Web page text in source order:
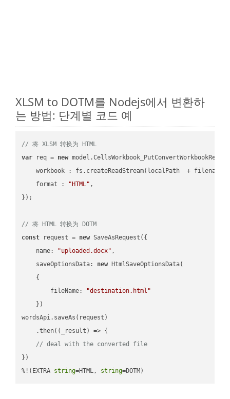
XLSM to DOTM를 Nodejs에서 변환하
는 방법: 단계별 코드 예
// 将 XLSM 转换为 HTML
var req = new
workbook : fs.createReadStream(localPath  + filename
format : "HTML" ,
});
// 将 HTML 转换为 DOTM
const request = new SaveAsRequest({
name: "uploaded.docx" ,
saveOptionsData: new HtmlSaveOptionsData(
    {
fileName:
"destination.html"
    })
wordsApi.saveAs(request)
    .then(
( _result ) => {
// deal with the converted file
})
%!(EXTRA string=HTML, string=DOTM)